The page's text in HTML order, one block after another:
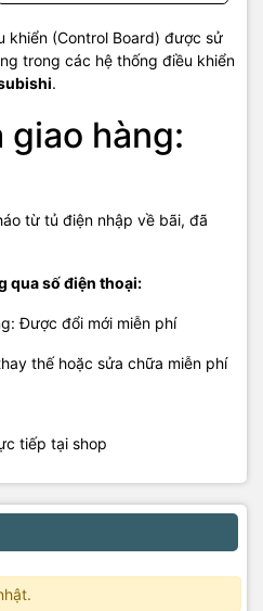
khiển (Control Board) được sử
trong các hệ thống điều khiển
.
giao hàng:
từ tủ điện nhập về bãi, đã
qua số điện thoại:
Được đổi mới miễn phí
thế hoặc sửa chữa miễn phí
tiếp tại shop